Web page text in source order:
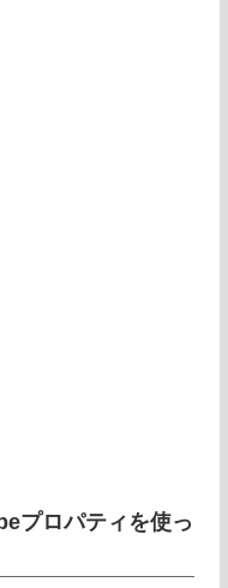
プロパティを使っ